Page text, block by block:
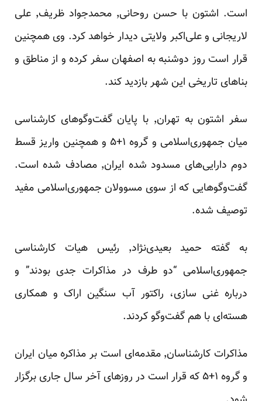
است. اشتون با حسن روحانی٬ محمدجواد ظریف٬ علی
لاریجانی و علی‌اکبر ولایتی دیدار خواهد کرد. وی همچنین
قرار است روز دوشنبه به اصفهان سفر کرده و از مناطق و
بناهای تاریخی این شهر بازدید کند.
سفر اشتون به تهران٬ با پایان گفت‌وگوهای کارشناسی
میان جمهوری‌اسلامی و گروه ۱+۵ و همچنین واریز قسط
دوم دارایی‌های مسدود شده ایران٬ مصادف شده است.
گفت‌وگوهایی که از سوی مسوولان جمهوری‌اسلامی مفید
توصیف شده.
به گفته حمید بعیدی‌نژاد٬ رئیس هیات کارشناسی
جمهوری‌اسلامی “دو طرف در مذاکرات جدی بودند” و
درباره غنی سازی، راکتور آب سنگین اراک و همکاری
هسته‌ای با هم گفت‌وگو کردند.
مذاکرات کارشناسان٬‌ مقدمه‌ای است بر مذاکره میان ایران
و گروه ۱+۵ که قرار است در روزهای آخر سال جاری برگزار